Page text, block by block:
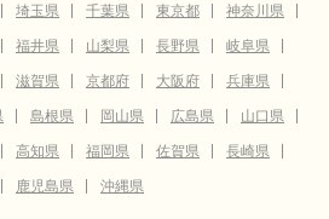
埼玉県 千葉県 東京都
神奈川県
福井県 山梨県 長野県
岐阜県
滋賀県 京都府 大阪府
兵庫県
島根県 岡山県 広島県
山口県
高知県 福岡県 佐賀県
長崎県
鹿児島県 沖縄県